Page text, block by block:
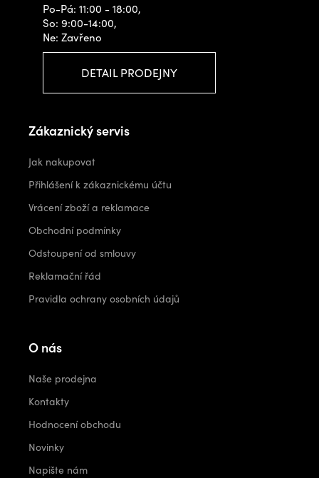
Po-Pá: 11:00 - 18:00,
So: 9:00-14:00,
Ne: Zavřeno
DETAIL PRODEJNY
Zákaznický servis
Jak nakupovat
Přihlášení k zákaznickému účtu
Vrácení zboží a reklamace
Obchodní podmínky
Odstoupení od smlouvy
Reklamační řád
Pravidla ochrany osobních údajů
O nás
Naše prodejna
Kontakty
Hodnocení obchodu
Novinky
Napište nám